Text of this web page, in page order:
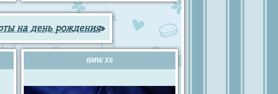
на день рождения»
BMW X6